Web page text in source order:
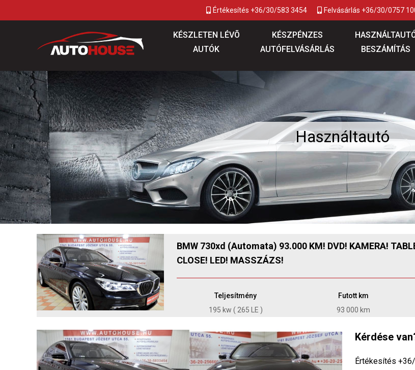
Értékesítés +36/30/583 3454 Felvásárlás +36/30/0757
KÉSZLETEN LÉVÕ
AUTÓK
KÉSZPÉNZES
AUTÓFELVÁSÁRLÁS
BESZÁMÍTÁS
Használtautó
BMW 730xd (Automata) 93.000 KM! DVD! KAMERA!
CLOSE! LED! MASSZÁZS!
Teljesítmény
195 kw ( 265 LE )
Futott km
93 000 km
Kérdése
Értékesítés